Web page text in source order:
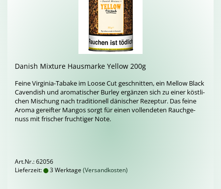
Da­nish Mix­tu­re Haus­mar­ke Yellow 200g
Feine Virginia-​Tabake im Loose Cut ge­schnit­ten, ein Mel­low Black
Ca­ven­dish und aro­ma­ti­scher Bur­ley er­gän­zen sich zu einer köst­li­
chen Mi­schung nach tra­di­tio­nell dä­ni­scher Re­zep­tur. Das feine
Aroma ge­reif­ter Man­gos sorgt für einen voll­ende­ten Rauch­ge­
nuss mit fri­scher fruch­ti­ger Note.
Art.Nr.: 62056
Lieferzeit:
3 Werktage (Versandkosten)